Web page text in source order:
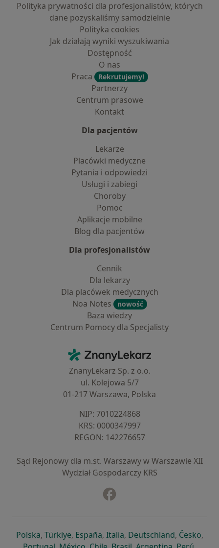
Polityka prywatności dla profesjonalistów, których
dane pozyskaliśmy samodzielnie
Polityka cookies
Jak działają wyniki wyszukiwania
Dostępność
O nas
Praca
Rekrutujemy!
Partnerzy
Centrum prasowe
Kontakt
Dla pacjentów
Lekarze
Placówki medyczne
Pytania i odpowiedzi
Usługi i zabiegi
Choroby
Pomoc
Aplikacje mobilne
Blog dla pacjentów
Dla profesjonalistów
Cennik
Dla lekarzy
Dla placówek medycznych
Noa Notes
nowość
Baza wiedzy
Centrum Pomocy dla Specjalisty
ZnanyLekarz - Strona główna
ZnanyLekarz Sp. z o.o.
ul. Kolejowa 5/7
01-217 Warszawa, Polska
NIP: ⁠7010224868
KRS: ⁠0000347997
REGON: ⁠142276657
Sąd Rejonowy dla m.st. Warszawy w Warszawie XII
Wydział Gospodarczy KRS
Polskaotwiera się w nowej karcie
, Türkiyeotwiera się w nowej karcie
, Españaotwiera się w nowej karcie
, Italiaotwiera się w nowej
, Deutschlandotwiera się
, Česko,